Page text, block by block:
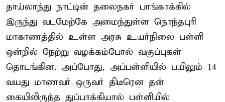
தாய்லாந்து நாட்டின் தலைநகர் பாங்காக்கில்
இருந்து வடமேற்கே அமைந்துள்ள நொந்தபுரி
மாகாணத்தில் உள்ள அரசு உயர்நிலை பள்ளி
ஒன்றில் நேற்று வழக்கம்போல் வகுப்புகள்
தொடங்கின. அப்போது, அப்பள்ளியில் பயிலும் 14
வயது மாணவர் ஒருவர் திடீரென தன்
கையிலிருந்த துப்பாக்கியால் பள்ளியில்